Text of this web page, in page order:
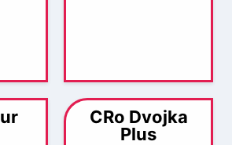
CRo Dvojka
Plus